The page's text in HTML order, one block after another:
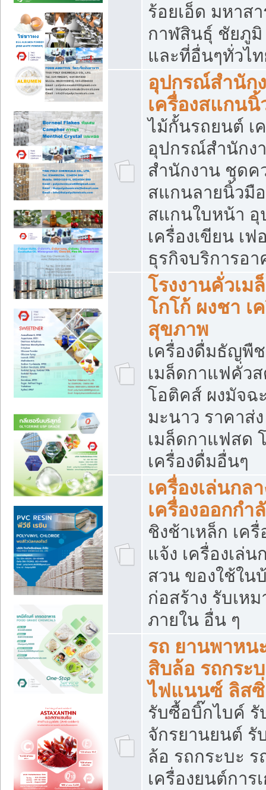
ร้อยเอ็ด มหาส
กาฬสินธุ์ ชัยภู
และที่อื่นๆทั่วไ
อุปกรณ์สำนัก
เครื่องสแกนนิ้
ไม้กั้นรถยนต์ เ
อุปกรณ์สำนักง
สำนักงาน ชุดค
สแกนลายนิ้วมื
สแกนใบหน้า
เครื่องเขียน เ
ธุรกิจบริการอ
โรงงานคั่วเม
โกโก้ ผงชา เ
สุขภาพ
เครื่องดื่มธัญพื
เมล็ดกาแฟคั่ว
โอติคส์ ผงมัจฉ
มะนาว ราคาส่
เมล็ดกาแฟสด
เครื่องดื่มอื่นๆ
เครื่องเล่นกล
เครื่องออกกำ
ชิงช้าเหล็ก เค
แจ้ง เครื่องเล่น
สวน ของใช้ใน
ก่อสร้าง รับเห
ภายใน อื่น ๆ
รถ ยานพาหน
สิบล้อ รถกระ
ไฟแนนซ์ ลิส
รับซื้อบิ๊กไบค์
จักรยานยนต์ รั
ล้อ รถกระบะ
เครื่องยนต์การ